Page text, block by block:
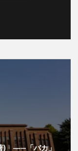
著) ―—「バカ」